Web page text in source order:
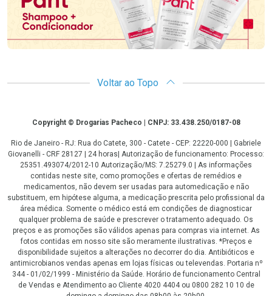
Voltar ao Topo
CopyrightCopyright © Drogarias Pacheco | CNPJ: 33.438.250/0187-08
Rio de Janeiro - RJ: Rua do Catete, 300 - Catete - CEP: 22220-000 | Gabriele
Giovanelli - CRF 28127 | 24 horas| Autorização de funcionamento: Processo:
25351.493074/2012-10 Autorização/MS: 7.25279.0 | As informações
contidas neste site, como promoções e ofertas de remédios e
medicamentos, não devem ser usadas para automedicação e não
substituem, em hipótese alguma, a medicação prescrita pelo profissional da
área médica. Somente o médico está em condições de diagnosticar
qualquer problema de saúde e prescrever o tratamento adequado. Os
preços e as promoções são válidos apenas para compras via internet. As
fotos contidas em nosso site são meramente ilustrativas. *Preços e
disponibilidade sujeitos a alterações no decorrer do dia. Antibióticos e
antimicrobianos vendas apenas em lojas físicas ou televendas. Portaria nº
344 - 01/02/1999 - Ministério da Saúde. Horário de funcionamento Central
de Vendas e Atendimento ao Cliente 4020 4404 ou 0800 282 10 10 de